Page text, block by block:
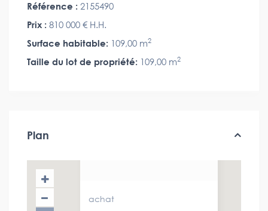
Référence : 2155490
Prix : 810 000 € H.H.
Surface habitable: 109,00 m2
Taille du lot de propriété: 109,00 m2
Plan
achat